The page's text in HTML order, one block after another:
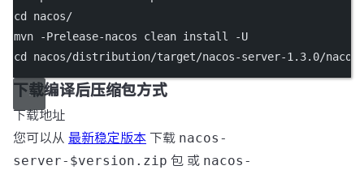
cd
nacos/
mvn
-Prelease-nacos clean install
-U
cd
nacos/distribution/target/nacos-server-1.3.0/
下载编译后压缩包方式
下载地址
您可以从 最新稳定版本 下载 nacos-
server-$version.zip 包 或 nacos-